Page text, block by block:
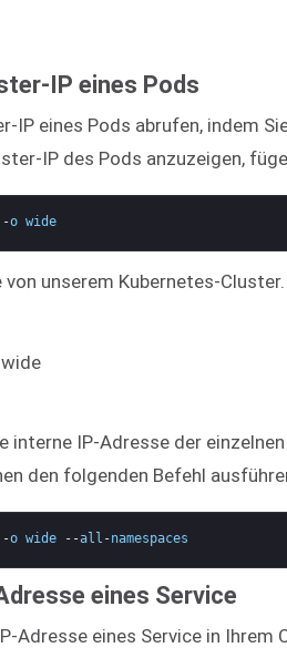
IP eines Pods
IP eines Pods abrufen, indem
IP des Pods anzuzeigen,
-o wide
von unserem Kubernetes-
interne IP-Adresse der
den folgenden Befehl
-o wide --all -namespaces
eines Service
Adresse eines Service in